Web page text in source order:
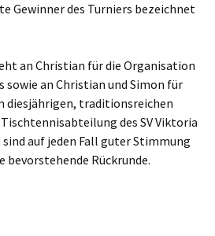
Gewinner des Turniers bezeichnet
an Christian für die Organisation
sowie an Christian und Simon für
diesjährigen, traditionsreichen
des SV Viktoria
sind auf jeden Fall guter Stimmung
bevorstehende Rückrunde.